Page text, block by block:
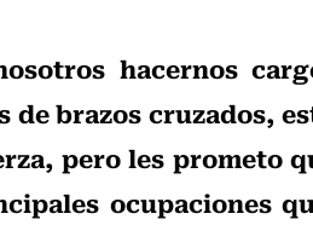
hacernos
brazos cruzados,
pero les prometo
ocupaciones